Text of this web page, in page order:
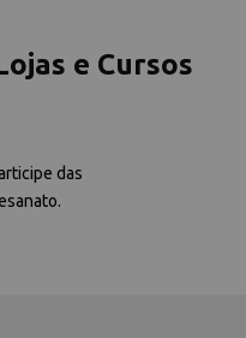
e Cursos
das